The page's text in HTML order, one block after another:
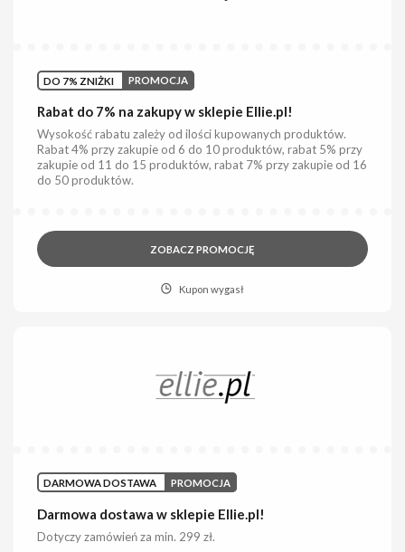
DO 7% ZNIŻKI PROMOCJA
Rabat do 7% na zakupy w sklepie Ellie.pl!
Wysokość rabatu zależy od ilości kupowanych produktów.
Rabat 4% przy zakupie od 6 do 10 produktów, rabat 5% przy
zakupie od 11 do 15 produktów, rabat 7% przy zakupie od 16
do 50 produktów.
ZOBACZ PROMOCJĘ
Kupon wygasł
DARMOWA DOSTAWA PROMOCJA
Darmowa dostawa w sklepie Ellie.pl!
Dotyczy zamówień za min. 299 zł.